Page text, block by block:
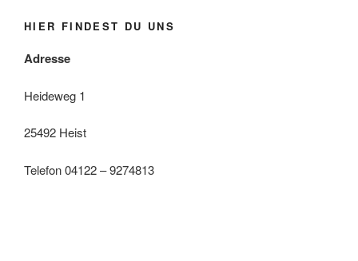
HIER FINDEST DU UNS
Adresse
Heideweg 1
25492 Heist
Telefon 04122 – 9274813